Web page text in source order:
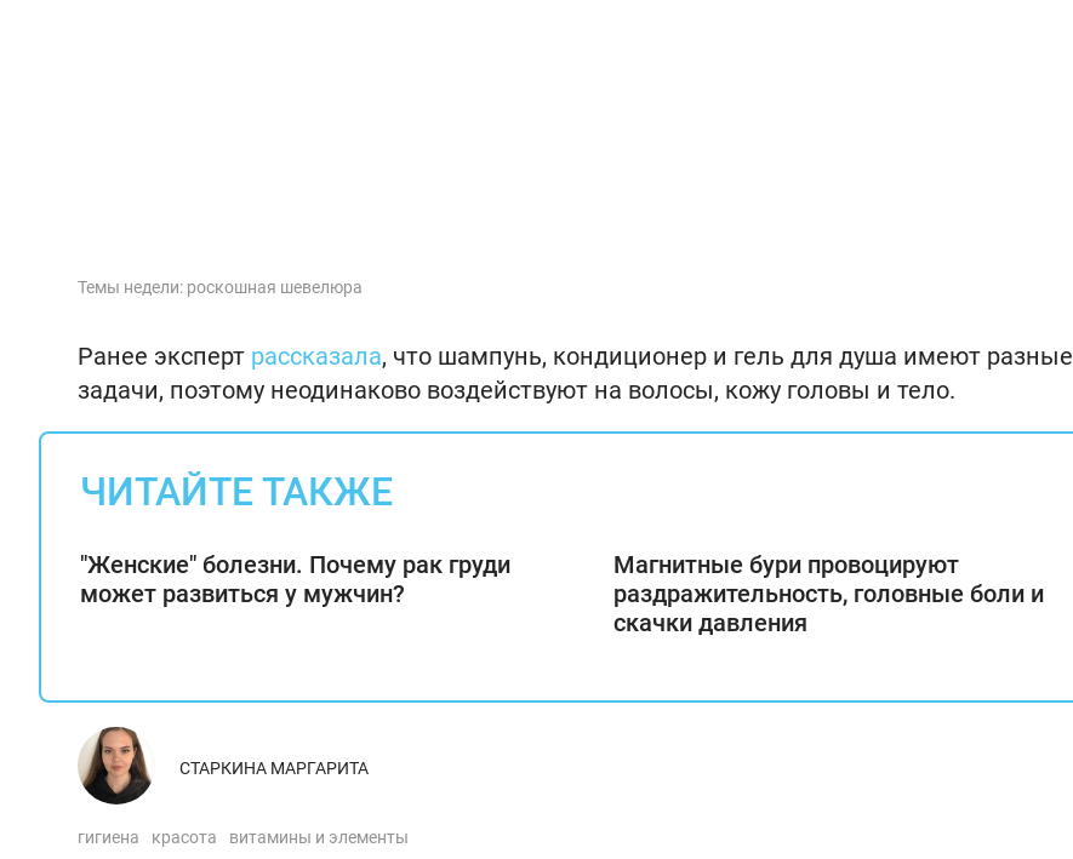
Темы недели: роскошная шевелюра
Ранее эксперт рассказала, что шампунь, кондиционер и гель для душа имеют разные
задачи, поэтому неодинаково воздействуют на волосы, кожу головы и тело.
ЧИТАЙТЕ ТАКЖЕ
"Женские" болезни. Почему рак груди
может развиться у мужчин?
Магнитные бури провоцируют
раздражительность, головные боли и
скачки давления
СТАРКИНА МАРГАРИТА
гигиена красота витамины и элементы